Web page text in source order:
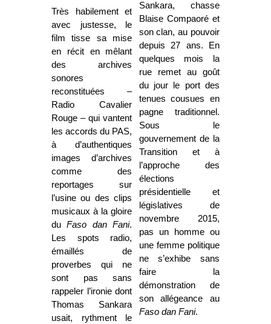
Très habilement et
avec justesse, le
film tisse sa mise
en récit en mêlant
des archives
sonores
reconstituées –
Radio Cavalier
Rouge – qui vantent
les accords du PAS,
à d’authentiques
images d’archives
comme des
reportages sur
l’usine ou des clips
musicaux à la gloire
duFaso dan Fani.
Les spots radio,
émaillés de
proverbes qui ne
sont pas sans
rappeler l’ironie dont
Thomas Sankara
usait, rythment le
Sankara, chasse
Blaise Compaoré et
son clan, au pouvoir
depuis 27 ans. En
quelques mois la
rue remet au goût
du jour le port des
tenues cousues en
pagne traditionnel.
Sous le
gouvernement de la
Transition et à
l’approche des
élections
présidentielle et
législatives de
novembre 2015,
pas un homme ou
une femme politique
ne s’exhibe sans
faire la
démonstration de
son allégeance au
Faso dan Fani.